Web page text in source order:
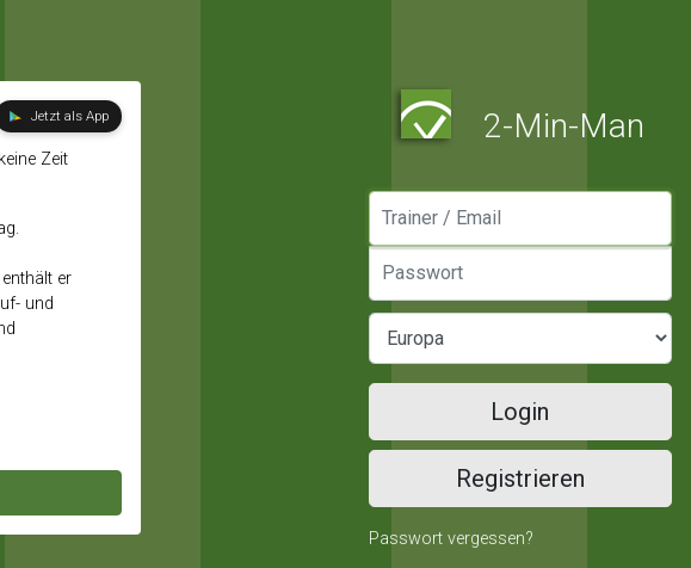
Jetzt als App
Zeit
er
und
2-Min-Man
Login
Registrieren
Passwort vergessen?